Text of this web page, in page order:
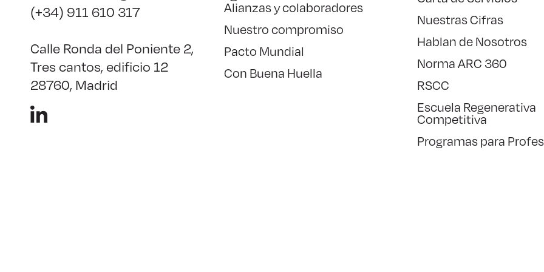
(+34) 911 610 317
Calle Ronda del Poniente 2,
Tres cantos, edificio 12
28760, Madrid
Alianzas y colaboradores
Nuestro compromiso
Pacto Mundial
Con Buena Huella
Nuestras Cifras
Hablan de Nosotros
Norma ARC 360
RSCC
Escuela Regenerativa
Competitiva
Programas para